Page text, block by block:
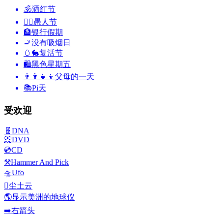
🕉洒红节
🙆‍♂️愚人节
🏦银行假期
🚬没有吸烟日
🥚🐇复活节
🛍黑色星期五
👨‍👩‍👧‍👦 父母的一天
📚Pi天
受欢迎
🧬 DNA
📀DVD
💿CD
⚒️Hammer And Pick
🛸Ufo
🫯尘土云
🌎显示美洲的地球仪
➡️右箭头